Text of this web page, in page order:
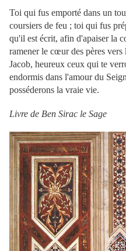
Toi qui fus emporté dans un
coursiers de feu ; toi qui fus
qu'il est écrit, afin d'apaiser la
ramener le cœur des pères
Jacob, heureux ceux qui te
endormis dans l'amour du
posséderons la vraie vie.
Livre de Ben Sirac le Sage